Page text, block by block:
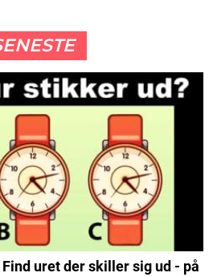
uret der skiller sig ud - på